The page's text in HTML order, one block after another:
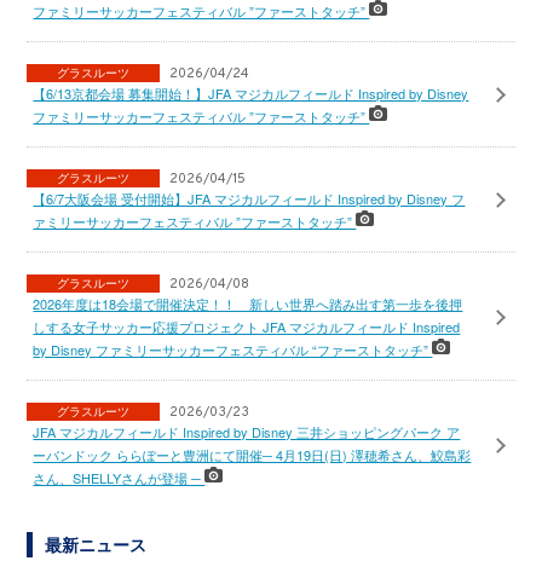
ファミリーサッカーフェスティバル ”ファーストタッチ”
グラスルーツ 2026/04/24
【6/13京都会場 募集開始！】JFA マジカルフィールド Inspired by Disney
ファミリーサッカーフェスティバル ”ファーストタッチ”
グラスルーツ 2026/04/15
【6/7大阪会場 受付開始】JFA マジカルフィールド Inspired by Disney フ
ァミリーサッカーフェスティバル ”ファーストタッチ”
グラスルーツ 2026/04/08
2026年度は18会場で開催決定！！ 新しい世界へ踏み出す第一歩を後押
しする女子サッカー応援プロジェクト JFA マジカルフィールド Inspired
by Disney ファミリーサッカーフェスティバル “ファーストタッチ”
グラスルーツ 2026/03/23
JFA マジカルフィールド Inspired by Disney 三井ショッピングパーク ア
ーバンドック ららぽーと豊洲にて開催─ 4月19日(日) 澤穂希さん、鮫島彩
さん、SHELLYさんが登場 ─
最新ニュース